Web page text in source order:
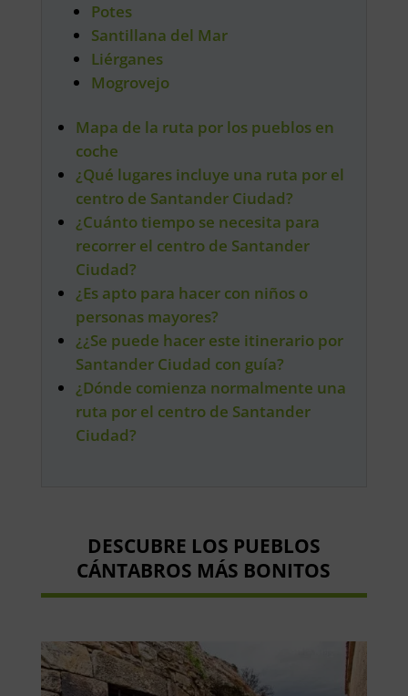
Potes
Santillana del Mar
Liérganes
Mogrovejo
Mapa de la ruta por los pueblos en
coche
¿Qué lugares incluye una ruta por el
centro de Santander Ciudad?
¿Cuánto tiempo se necesita para
recorrer el centro de Santander
Ciudad?
¿Es apto para hacer con niños o
personas mayores?
¿¿Se puede hacer este itinerario por
Santander Ciudad con guía?
¿Dónde comienza normalmente una
ruta por el centro de Santander
Ciudad?
DESCUBRE LOS PUEBLOS
CÁNTABROS MÁS BONITOS